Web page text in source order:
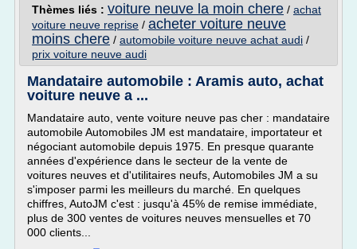
Thèmes liés : voiture neuve la moin chere / achat
voiture neuve reprise / acheter voiture neuve
moins chere / automobile voiture neuve achat audi /
prix voiture neuve audi
Mandataire automobile : Aramis auto, achat
voiture neuve a ...
Mandataire auto, vente voiture neuve pas cher : mandataire
automobile Automobiles JM est mandataire, importateur et
négociant automobile depuis 1975. En presque quarante
années d'expérience dans le secteur de la vente de
voitures neuves et d'utilitaires neufs, Automobiles JM a su
s'imposer parmi les meilleurs du marché. En quelques
chiffres, AutoJM c'est : jusqu'à 45% de remise immédiate,
plus de 300 ventes de voitures neuves mensuelles et 70
000 clients...